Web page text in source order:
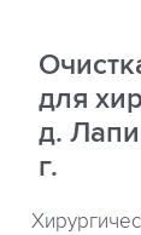
для
д.
г.